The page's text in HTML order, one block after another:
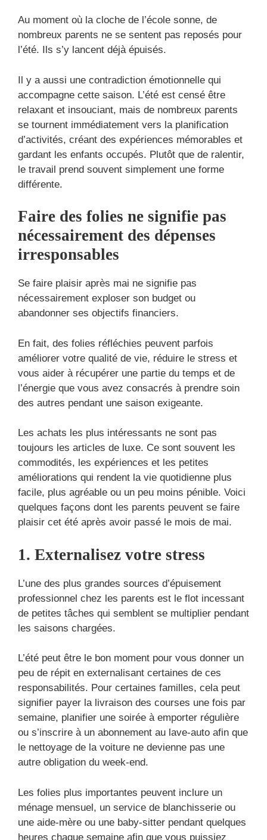
Au moment où la cloche de l’école sonne, de
nombreux parents ne se sentent pas reposés pour
l’été. Ils s’y lancent déjà épuisés.
Il y a aussi une contradiction émotionnelle qui
accompagne cette saison. L’été est censé être
relaxant et insouciant, mais de nombreux parents
se tournent immédiatement vers la planification
d’activités, créant des expériences mémorables et
gardant les enfants occupés. Plutôt que de ralentir,
le travail prend souvent simplement une forme
différente.
Faire des folies ne signifie pas
nécessairement des dépenses
irresponsables
Se faire plaisir après mai ne signifie pas
nécessairement exploser son budget ou
abandonner ses objectifs financiers.
En fait, des folies réfléchies peuvent parfois
améliorer votre qualité de vie, réduire le stress et
vous aider à récupérer une partie du temps et de
l’énergie que vous avez consacrés à prendre soin
des autres pendant une saison exigeante.
Les achats les plus intéressants ne sont pas
toujours les articles de luxe. Ce sont souvent les
commodités, les expériences et les petites
améliorations qui rendent la vie quotidienne plus
facile, plus agréable ou un peu moins pénible. Voici
quelques façons dont les parents peuvent se faire
plaisir cet été après avoir passé le mois de mai.
1. Externalisez votre stress
L’une des plus grandes sources d’épuisement
professionnel chez les parents est le flot incessant
de petites tâches qui semblent se multiplier pendant
les saisons chargées.
L’été peut être le bon moment pour vous donner un
peu de répit en externalisant certaines de ces
responsabilités. Pour certaines familles, cela peut
signifier payer la livraison des courses une fois par
semaine, planifier une soirée à emporter régulière
ou s’inscrire à un abonnement au lave-auto afin que
le nettoyage de la voiture ne devienne pas une
autre obligation du week-end.
Les folies plus importantes peuvent inclure un
ménage mensuel, un service de blanchisserie ou
une aide-mère ou une baby-sitter pendant quelques
heures chaque semaine afin que vous puissiez